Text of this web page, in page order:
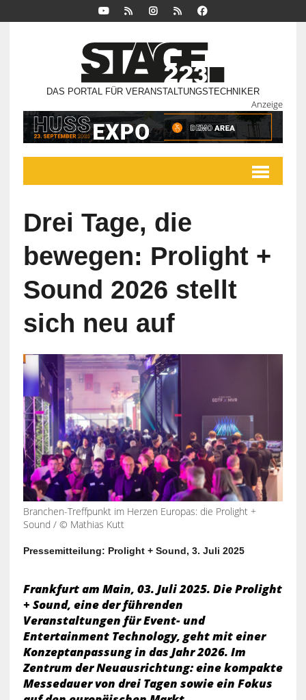
DAS PORTAL FÜR VERANSTALTUNGSTECHNIKER
Anzeige
Drei Tage, die
bewegen: Prolight +
Sound 2026 stellt
sich neu auf
Branchen-Treffpunkt im Herzen Europas: die Prolight +
Sound / © Mathias Kutt
Pressemitteilung: Prolight + Sound, 3. Juli 2025
Frankfurt am Main, 03. Juli 2025. Die Prolight
+ Sound, eine der führenden
Veranstaltungen für Event- und
Entertainment Technology, geht mit einer
Konzeptanpassung in das Jahr 2026. Im
Zentrum der Neuausrichtung: eine kompakte
Messedauer von drei Tagen sowie ein Fokus